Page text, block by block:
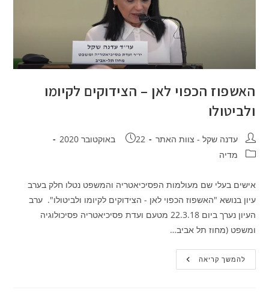
האשפוז הכפוי לאן – הצידוקים לקיומו
ולביטולו
מחבר:עדנה שקל - צוות האתר פורסם:
22 באוקטובר 2020
קטגוריה:
מדיה
אישים בעלי שם מעולמות הפסיכיאטריה והמשפט נטלו חלק בערב
עיון בנושא "האשפוז הכפוי לאן - הצידוקים לקיומו ולביטולו". ערב
העיון נערך ביום 22.3.18 מטעם ועדת פסיכיאטריה פסיכולוגיה
ומשפט (מחוז תל אביב…
להמשך קריאההאשפוז
הכפוי